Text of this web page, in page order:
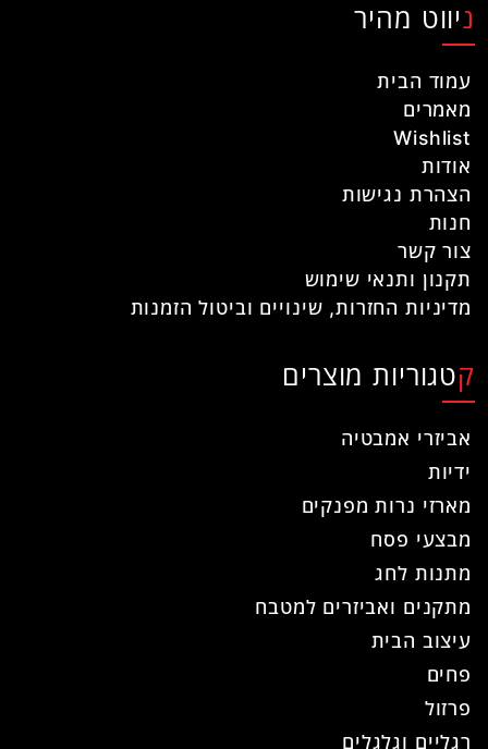
ניווט מהיר
עמוד הבית
מאמרים
Wishlist
אודות
הצהרת נגישות
חנות
צור קשר
תקנון ותנאי שימוש
מדיניות החזרות, שינויים וביטול הזמנות
קטגוריות מוצרים
אביזרי אמבטיה
ידיות
מארזי נרות מפנקים
מבצעי פסח
מתנות לחג
מתקנים ואביזרים למטבח
עיצוב הבית
פחים
פרזול
רגליים וגלגלים